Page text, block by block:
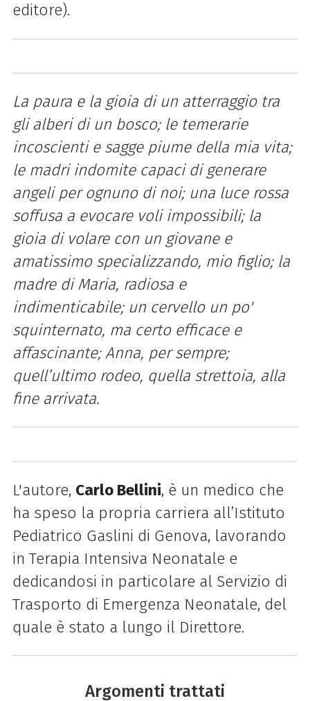
editore).
La paura e la gioia di un atterraggio tra
gli alberi di un bosco; le temerarie
incoscienti e sagge piume della mia vita;
le madri indomite capaci di generare
angeli per ognuno di noi; una luce rossa
soffusa a evocare voli impossibili; la
gioia di volare con un giovane e
amatissimo specializzando, mio figlio; la
madre di Maria, radiosa e
indimenticabile; un cervello un po'
squinternato, ma certo efficace e
affascinante; Anna, per sempre;
quell’ultimo rodeo, quella strettoia, alla
fine arrivata.
L'autore, Carlo Bellini, è un medico che
ha speso la propria carriera all’Istituto
Pediatrico Gaslini di Genova, lavorando
in Terapia Intensiva Neonatale e
dedicandosi in particolare al Servizio di
Trasporto di Emergenza Neonatale, del
quale è stato a lungo il Direttore.
Argomenti trattati